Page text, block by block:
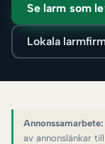
Se larm som
Lokala
Annonssamarbete:
av annonslänkar